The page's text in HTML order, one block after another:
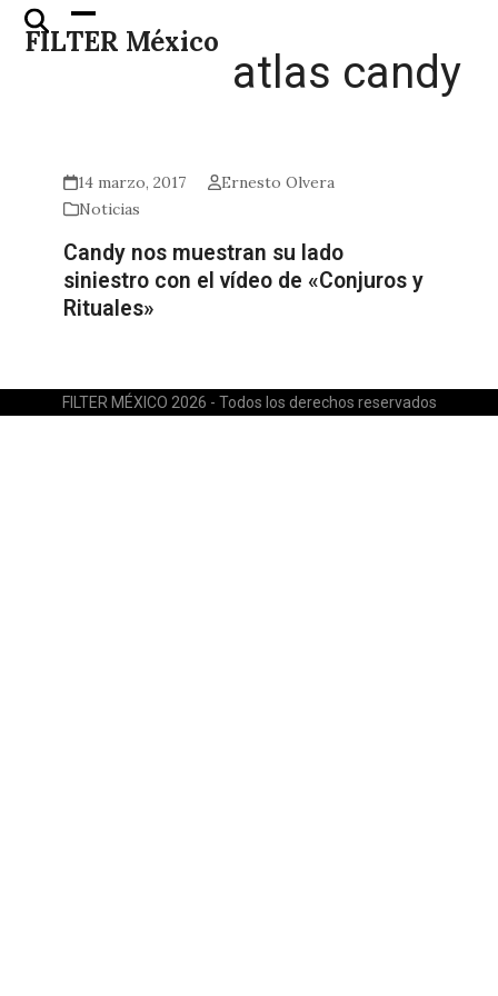
Skip
FILTER México
Open
mobile
Close
mobile
atlas candy
14 marzo, 2017
Ernesto Olvera
Noticias
Candy nos muestran su lado
siniestro con el vídeo de «Conjuros y
Rituales»
FILTER MÉXICO 2026 - Todos los derechos reservados